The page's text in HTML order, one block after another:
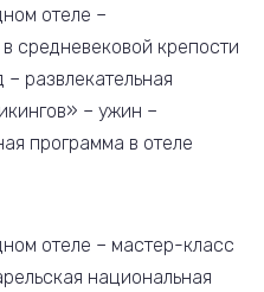
отеле –
средневековой крепости
развлекательная
– ужин –
программа в отеле
отеле – мастер-класс
национальная